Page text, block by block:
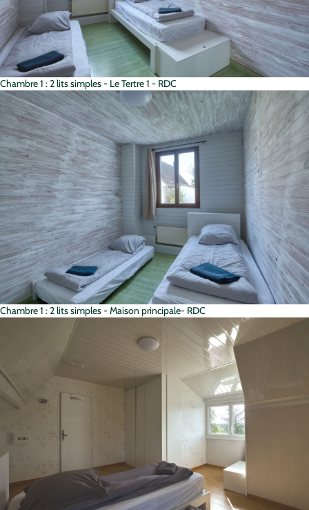
Chambre 1 : 2 lits simples - Le Tertre 1 - RDC
Chambre 1 : 2 lits simples - Maison principale- RDC